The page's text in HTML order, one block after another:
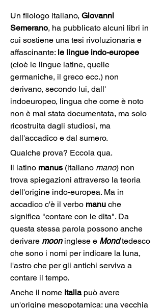
Un filologo italiano, Giovanni
Semerano, ha pubblicato alcuni libri in
cui sostiene una tesi rivoluzionaria e
affascinante: le lingue indo-europee
(cioè le lingue latine, quelle
germaniche, il greco ecc.) non
derivano, secondo lui, dall'
indoeuropeo, lingua che come è noto
non è mai stata documentata, ma solo
ricostruita dagli studiosi, ma
dall'accadico e dal sumero.
Qualche prova? Eccola qua.
Il latino manus (italiano mano) non
trova spiegazioni attraverso la teoria
dell'origine indo-europea. Ma in
accadico c'è il verbo manu che
significa "contare con le dita". Da
questa stessa parola possono anche
derivare moon inglese e Mond tedesco
che sono i nomi per indicare la luna,
l'astro che per gli antichi serviva a
contare il tempo.
Anche il nome Italia può avere
un'origine mesopotamica: una vecchia